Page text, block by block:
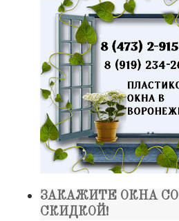
ЗАКАЖИТЕ ОКНА СО
СКИДКОЙ!